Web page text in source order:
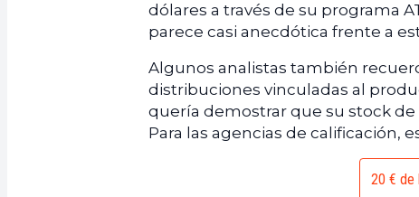
dólares a través de su programa
parece casi anecdótica frente a
Algunos analistas también
distribuciones vinculadas al
quería demostrar que su stock
Para las agencias de calificación,
20 € de